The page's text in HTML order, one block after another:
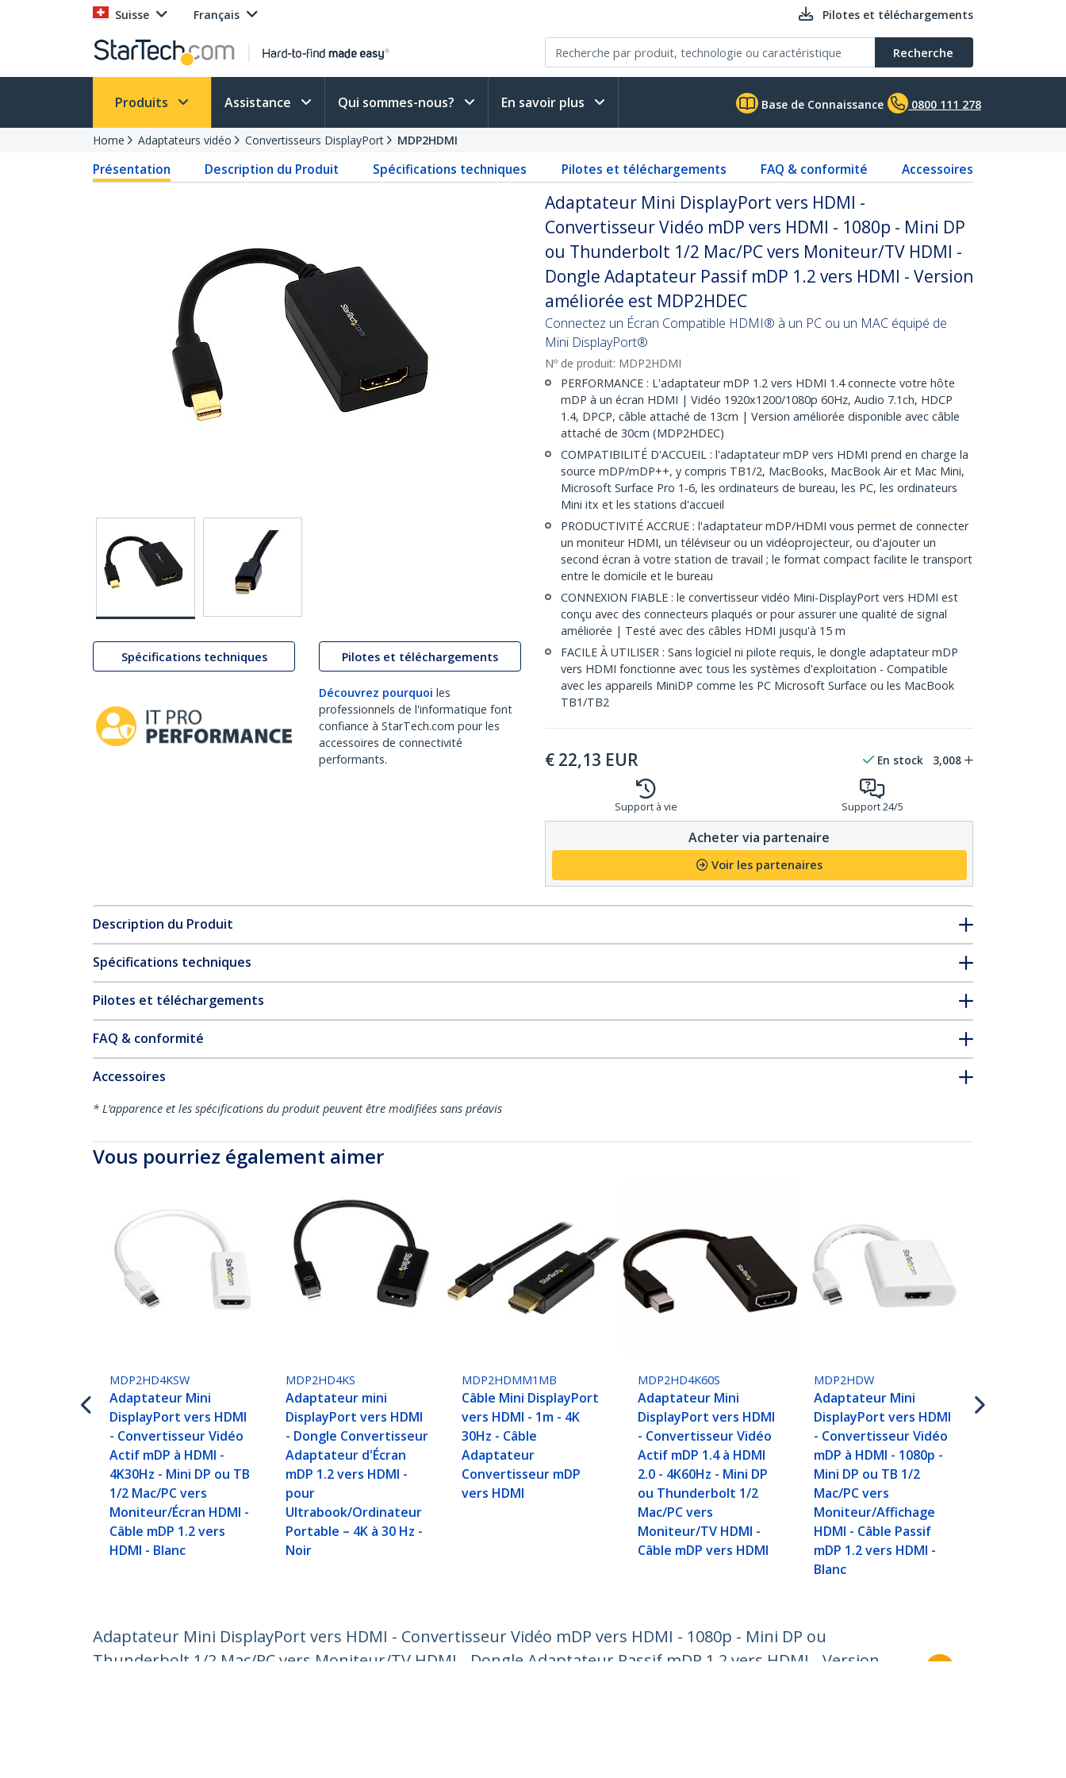
Suisse Français Pilotes et téléchargements
Recherche
Produits Assistance Qui sommes-nous? En savoir plus Base de Connaissance 0800 111 278
Home Adaptateurs vidéo Convertisseurs DisplayPort MDP2HDMI
Présentation Description du Produit Spécifications techniques Pilotes et téléchargements FAQ & conformité Accessoires
Spécifications techniques Pilotes et téléchargements
Découvrez pourquoi les
professionnels de l'informatique font
confiance à StarTech.com pour les
accessoires de connectivité
performants.
Adaptateur Mini DisplayPort vers HDMI -
Convertisseur Vidéo mDP vers HDMI - 1080p - Mini DP
ou Thunderbolt 1/2 Mac/PC vers Moniteur/TV HDMI -
Dongle Adaptateur Passif mDP 1.2 vers HDMI - Version
améliorée est MDP2HDEC
Connectez un Écran Compatible HDMI® à un PC ou un MAC équipé de
Mini DisplayPort®
Nº de produit: MDP2HDMI
PERFORMANCE : L'adaptateur mDP 1.2 vers HDMI 1.4 connecte votre hôte
mDP à un écran HDMI | Vidéo 1920x1200/1080p 60Hz, Audio 7.1ch, HDCP
1.4, DPCP, câble attaché de 13cm | Version améliorée disponible avec câble
attaché de 30cm (MDP2HDEC)
COMPATIBILITÉ D'ACCUEIL : l'adaptateur mDP vers HDMI prend en charge la
source mDP/mDP++, y compris TB1/2, MacBooks, MacBook Air et Mac Mini,
Microsoft Surface Pro 1-6, les ordinateurs de bureau, les PC, les ordinateurs
Mini itx et les stations d'accueil
PRODUCTIVITÉ ACCRUE : l'adaptateur mDP/HDMI vous permet de connecter
un moniteur HDMI, un téléviseur ou un vidéoprojecteur, ou d'ajouter un
second écran à votre station de travail ; le format compact facilite le transport
entre le domicile et le bureau
CONNEXION FIABLE : le convertisseur vidéo Mini-DisplayPort vers HDMI est
conçu avec des connecteurs plaqués or pour assurer une qualité de signal
améliorée | Testé avec des câbles HDMI jusqu'à 15 m
FACILE À UTILISER : Sans logiciel ni pilote requis, le dongle adaptateur mDP
vers HDMI fonctionne avec tous les systèmes d'exploitation - Compatible
avec les appareils MiniDP comme les PC Microsoft Surface ou les MacBook
TB1/TB2
€ 22,13 EUR En stock 3,008
Support à vie Support 24/5
Acheter via partenaire
Voir les partenaires
Description du Produit
Spécifications techniques
Pilotes et téléchargements
FAQ & conformité
Accessoires
* L’apparence et les spécifications du produit peuvent être modifiées sans préavis
Vous pourriez également aimer
MDP2HD4KSW
Adaptateur Mini
DisplayPort vers HDMI
- Convertisseur Vidéo
Actif mDP à HDMI -
4K30Hz - Mini DP ou TB
1/2 Mac/PC vers
Moniteur/Écran HDMI -
Câble mDP 1.2 vers
HDMI - Blanc
MDP2HD4KS
Adaptateur mini
DisplayPort vers HDMI
- Dongle Convertisseur
Adaptateur d'Écran
mDP 1.2 vers HDMI -
pour
Ultrabook/Ordinateur
Portable – 4K à 30 Hz -
Noir
MDP2HDMM1MB
Câble Mini DisplayPort
vers HDMI - 1m - 4K
30Hz - Câble
Adaptateur
Convertisseur mDP
vers HDMI
MDP2HD4K60S
Adaptateur Mini
DisplayPort vers HDMI
- Convertisseur Vidéo
Actif mDP 1.4 à HDMI
2.0 - 4K60Hz - Mini DP
ou Thunderbolt 1/2
Mac/PC vers
Moniteur/TV HDMI -
Câble mDP vers HDMI
MDP2HDW
Adaptateur Mini
DisplayPort vers HDMI
- Convertisseur Vidéo
mDP à HDMI - 1080p -
Mini DP ou TB 1/2
Mac/PC vers
Moniteur/Affichage
HDMI - Câble Passif
mDP 1.2 vers HDMI -
Blanc
Adaptateur Mini DisplayPort vers HDMI - Convertisseur Vidéo mDP vers HDMI - 1080p - Mini DP ou
Thunderbolt 1/2 Mac/PC vers Moniteur/TV HDMI - Dongle Adaptateur Passif mDP 1.2 vers HDMI - Version